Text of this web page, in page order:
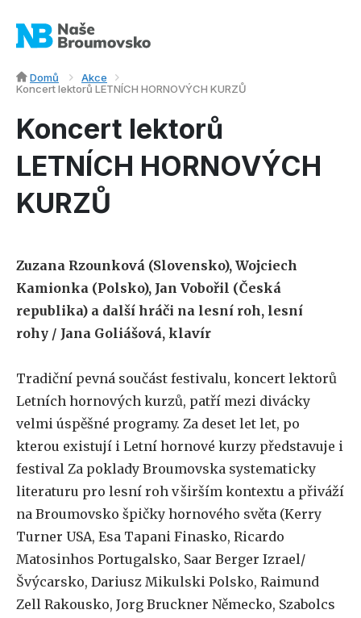
Domů
Akce
Koncert lektorů LETNÍCH HORNOVÝCH KURZŮ
Koncert lektorů
LETNÍCH HORNOVÝCH
KURZŮ
Zuzana Rzounková (Slovensko), Wojciech
Kamionka (Polsko), Jan Vobořil (Česká
republika) a další hráči na lesní roh, lesní
rohy / Jana Goliášová, klavír
Tradiční pevná součást festivalu, koncert lektorů
Letních hornových kurzů, patří mezi divácky
velmi úspěšné programy. Za deset let let, po
kterou existují i Letní hornové kurzy představuje i
festival Za poklady Broumovska systematicky
literaturu pro lesní roh v širším kontextu a přiváží
na Broumovsko špičky hornového světa (Kerry
Turner USA, Esa Tapani Finasko, Ricardo
Matosinhos Portugalsko, Saar Berger Izrael/
Švýcarsko, Dariusz Mikulski Polsko, Raimund
Zell Rakousko, Jorg Bruckner Německo, Szabolcs